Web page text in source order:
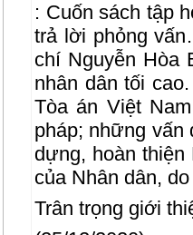
: Cuốn sách tập
trả lời phỏng
chí Nguyễn Hòa
nhân dân tối
Tòa án Việt
pháp; những vấn
dựng, hoàn
của Nhân dân,
Trân trọng giới